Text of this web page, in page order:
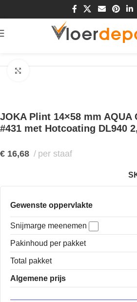
JOKA Plint 14×58 mm AQUA
#431 met Hotcoating DL940
€ 16,68 per staaf
Gewenste oppervlakte
Snijmarge meenemen
Pakinhoud per pakket
Total pakket
Algemene prijs